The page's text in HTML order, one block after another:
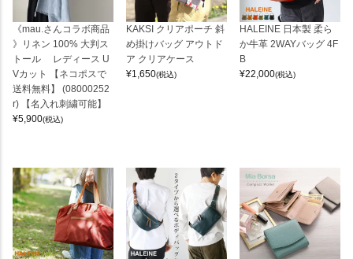
《mau.さんコラボ商品
》リネン 100% 大判ス
トール レディース U
Vカット 【ネコポスで
送料無料】 (08000252
r) 【名入れ刺繍可能】
¥5,900(税込)
KAKSI クリアポーチ 斜
め掛けバッグ アウトド
ア クリアケース
¥1,650(税込)
HALEINE 日本製 柔ら
か牛革 2WAYバッグ 4F
B
¥22,000(税込)